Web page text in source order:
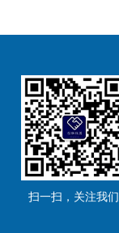
扫一扫，关注我们